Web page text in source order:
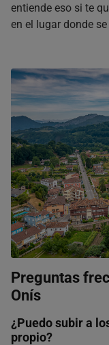
entiende eso si te
en el lugar donde se
Preguntas
Onís
¿Puedo subir a
propio?